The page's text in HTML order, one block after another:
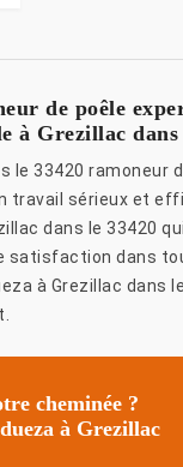
de poêle
à Grezillac dans
le 33420 ramoneur
travail sérieux et
dans le 33420
satisfaction dans
à Grezillac dans
cheminée ?
à Grezillac